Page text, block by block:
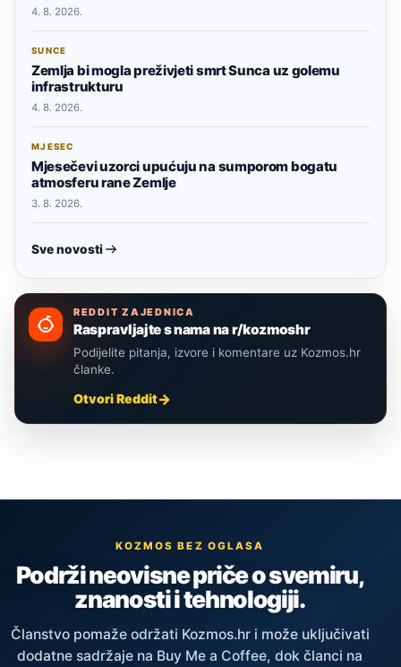
4. 8. 2026.
SUNCE
Zemlja bi mogla preživjeti smrt Sunca uz golemu
infrastrukturu
4. 8. 2026.
MJESEC
Mjesečevi uzorci upućuju na sumporom bogatu
atmosferu rane Zemlje
3. 8. 2026.
Sve novosti
REDDIT ZAJEDNICA
Raspravljajte s nama na r/kozmoshr
Podijelite pitanja, izvore i komentare uz Kozmos.hr
članke.
Otvori Reddit
KOZMOS BEZ OGLASA
Podrži neovisne priče o svemiru,
znanosti i tehnologiji.
Članstvo pomaže održati Kozmos.hr i može uključivati
dodatne sadržaje na Buy Me a Coffee, dok članci na